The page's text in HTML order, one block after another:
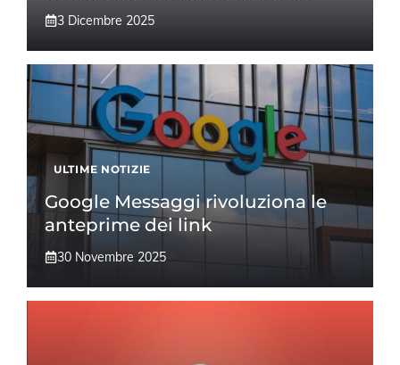
3 Dicembre 2025
ULTIME NOTIZIE
Google Messaggi rivoluziona le
anteprime dei link
30 Novembre 2025